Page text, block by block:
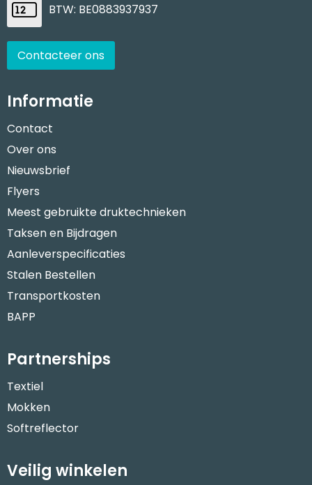
BTW: BE0883937937
Contacteer ons
Informatie
Contact
Over ons
Nieuwsbrief
Flyers
Meest gebruikte druktechnieken
Taksen en Bijdragen
Aanleverspecificaties
Stalen Bestellen
Transportkosten
BAPP
Partnerships
Textiel
Mokken
Softreflector
Veilig winkelen